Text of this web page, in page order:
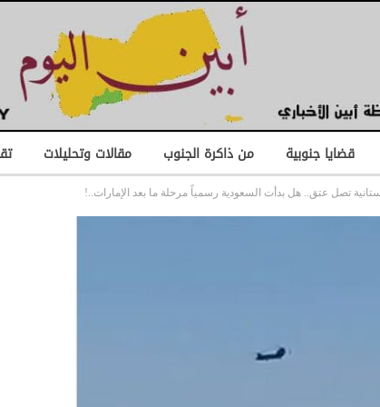
قضايا جنوبية من ذاكرة الجنوب مقالات وتحليلات
تصل عتق.. هل بدأت السعودية رسمياً مرحلة ما بعد الإمارات..!